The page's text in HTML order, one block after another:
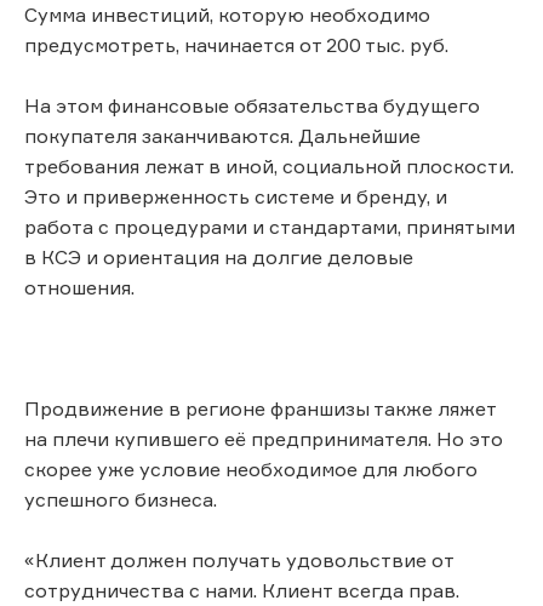
Сумма инвестиций, которую необходимо
предусмотреть, начинается от 200 тыс. руб.
На этом финансовые обязательства будущего
покупателя заканчиваются. Дальнейшие
требования лежат в иной, социальной плоскости.
Это и приверженность системе и бренду, и
работа с процедурами и стандартами, принятыми
в КСЭ и ориентация на долгие деловые
отношения.
Продвижение в регионе франшизы также ляжет
на плечи купившего её предпринимателя. Но это
скорее уже условие необходимое для любого
успешного бизнеса.
«Клиент должен получать удовольствие от
сотрудничества с нами. Клиент всегда прав.